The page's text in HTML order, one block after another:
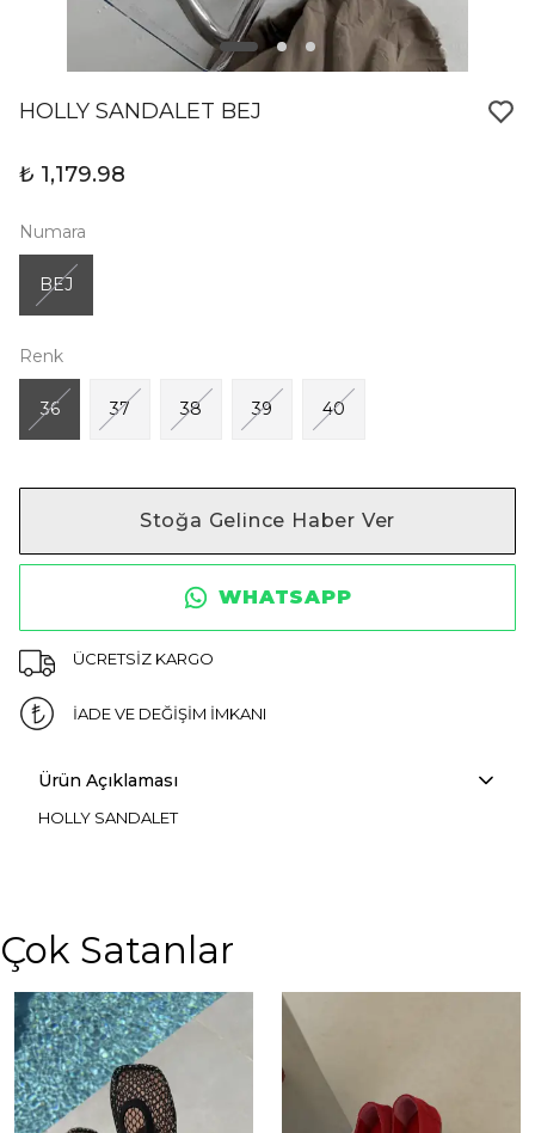
HOLLY SANDALET BEJ
₺ 1,179.98
Numara
BEJ
Renk
36 37 38 39 40
Stoğa Gelince Haber Ver
WHATSAPP
ÜCRETSİZ KARGO
İADE VE DEĞİŞİM İMKANI
Ürün Açıklaması
HOLLY SANDALET
Çok Satanlar